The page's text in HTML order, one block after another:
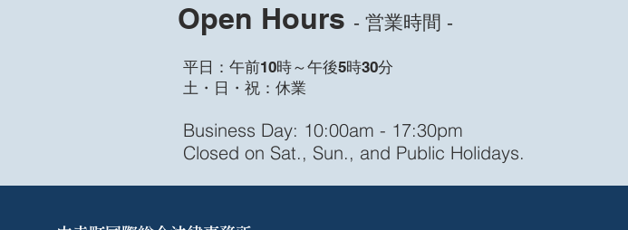
Open Hours ‐ 営業時間 ‐
平日：午前10時～午後5時30分
土・日・祝：休業
Business Day: 10:00am - 17:30pm
Closed on Sat., Sun., and Public Holidays.